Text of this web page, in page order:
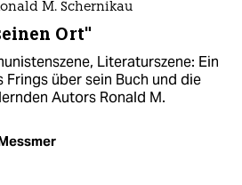
M. Schernikau
Ort"
Literaturszene: Ein
über sein Buch und die
Autors Ronald M.